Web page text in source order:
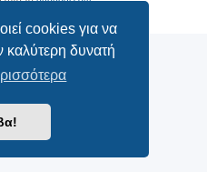
cookies για να
καλύτερη δυνατή